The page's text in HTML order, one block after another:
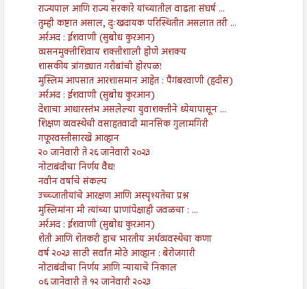
राज्यपाल आणि राज्य सरकारे यांच्यातील वाढता संघर्ष ...
तुम्ही कष्टात असाल, दुःखदायक परिस्थितीत असलात तरी ...
अर्रअद : ईशवाणी (सुबोध कुरआन)
व्यसनमुक्तीशिवाय शक्तीशाली होणे अशक्य
शासकीय त्रांगड्यात गरीबांची होरपळ!
मुस्लिम आपसात आरशासमान आहेत : पैगंबरवाणी (हदीस)
अर्रअद : ईशवाणी (सुबोध कुरआन)
देशाचा आधारस्तंभ असलेल्या युवाशक्तीने ध्येयापासून ...
शिक्षण व्यवस्थेची वसाहतवादी मानसिक गुलामगिरी
गफूरवस्तीसारखे आव्हान
२० जानेवारी ते २६ जानेवारी २०२३
नोटाबंदीचा निर्णय वैध!
नवीन वर्षाचे संकल्प
उच्च्जातीयांचे आरक्षण आणि अस्पृश्यतेचा प्रश्न
मुस्लिमांना मी त्यांच्या प्राणांपेक्षाही जवळचा : ...
अर्रअद : ईशवाणी (सुबोध कुरआन)
शेती आणि शेतकरी हाच भारतीय अर्थव्यवस्थेचा कणा
वर्ष २०२३ साठी सर्वांत मोठे आव्हान : बेरोजगारी
नोटाबंदीचा निर्णय आणि न्यायाचे निकाल
०६ जानेवारी ते १२ जानेवारी २०२३